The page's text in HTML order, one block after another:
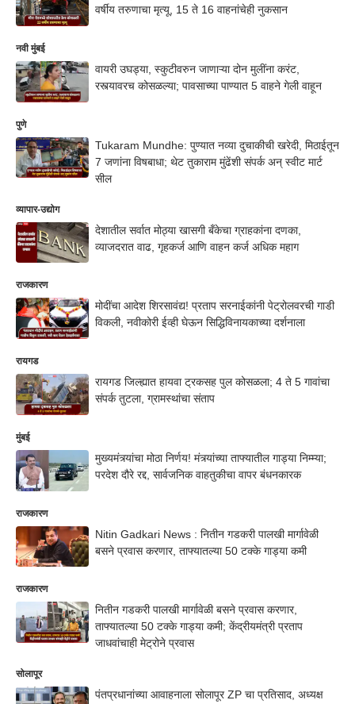
वर्षीय तरुणाचा मृत्यू, 15 ते 16 वाहनांचेही नुकसान
नवी मुंबई
वायरी उघड्या, स्कुटीवरुन जाणाऱ्या दोन मुलींना करंट,
रस्त्यावरच कोसळल्या; पावसाच्या पाण्यात 5 वाहने गेली वाहून
पुणे
Tukaram Mundhe: पुण्यात नव्या दुचाकीची खरेदी, मिठाईतून
7 जणांना विषबाधा; थेट तुकाराम मुंढेंशी संपर्क अन् स्वीट मार्ट
सील
व्यापार-उद्योग
देशातील सर्वात मोठ्या खासगी बँकेचा ग्राहकांना दणका,
व्याजदरात वाढ, गृहकर्ज आणि वाहन कर्ज अधिक महाग
राजकारण
मोदींचा आदेश शिरसावंद्य! प्रताप सरनाईकांनी पेट्रोलवरची गाडी
विकली, नवीकोरी ईव्ही घेऊन सिद्धिविनायकाच्या दर्शनाला
रायगड
रायगड जिल्ह्यात हायवा ट्रकसह पुल कोसळला; 4 ते 5 गावांचा
संपर्क तुटला, ग्रामस्थांचा संताप
मुंबई
मुख्यमंत्र्यांचा मोठा निर्णय! मंत्र्यांच्या ताफ्यातील गाड्या निम्म्या;
परदेश दौरे रद्द, सार्वजनिक वाहतुकीचा वापर बंधनकारक
राजकारण
Nitin Gadkari News : नितीन गडकरी पालखी मार्गावेळी
बसने प्रवास करणार, ताफ्यातल्या 50 टक्के गाड्या कमी
राजकारण
नितीन गडकरी पालखी मार्गावेळी बसने प्रवास करणार,
ताफ्यातल्या 50 टक्के गाड्या कमी; केंद्रीयमंत्री प्रताप
जाधवांचाही मेट्रोने प्रवास
सोलापूर
पंतप्रधानांच्या आवाहनाला सोलापूर ZP चा प्रतिसाद, अध्यक्ष